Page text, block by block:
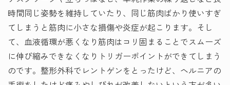
時間同じ姿勢を維持していたり、同じ筋肉ばかり使いすぎ
てしまうと筋肉に小さな損傷や炎症が起こります。そし
て、血液循環が悪くなり筋肉はコリ固まることでスムーズ
に伸び縮みできなくなりトリガーポイントができてしまう
のです。整形外科でレントゲンをとったけど、ヘルニアの